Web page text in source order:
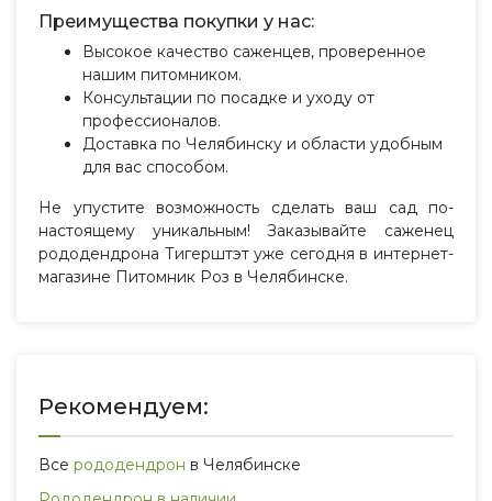
Преимущества покупки у нас:
Высокое качество саженцев, проверенное
нашим питомником.
Консультации по посадке и уходу от
профессионалов.
Доставка по Челябинску и области удобным
для вас способом.
Не упустите возможность сделать ваш сад по-
настоящему уникальным! Заказывайте саженец
рододендрона Тигерштэт уже сегодня в интернет-
магазине Питомник Роз в Челябинске.
Рекомендуем:
Все рододендрон в Челябинске